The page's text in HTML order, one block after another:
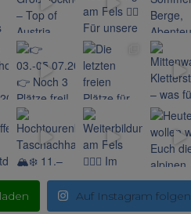
Auf Instagram folgen